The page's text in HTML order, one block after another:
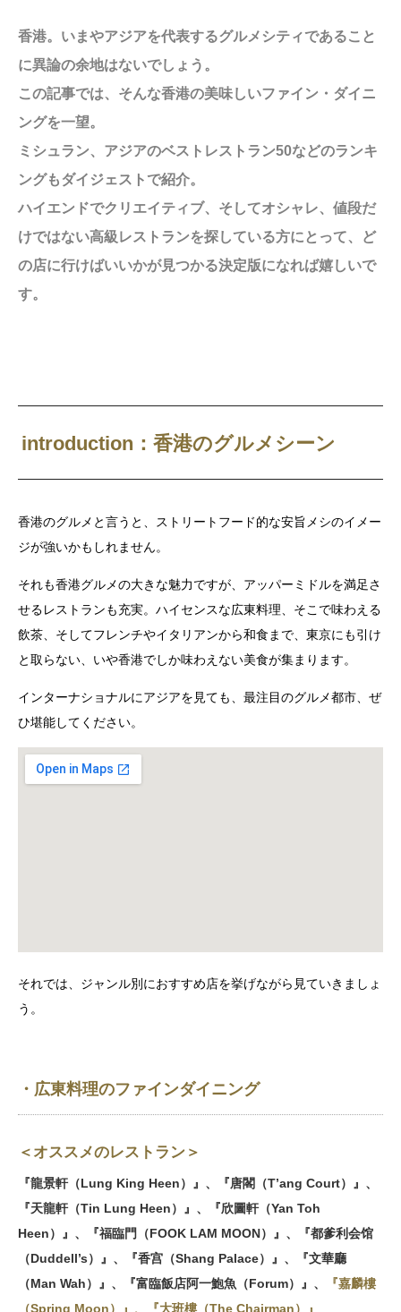
香港。いまやアジアを代表するグルメシティであること
に異論の余地はないでしょう。
この記事では、そんな香港の美味しいファイン・ダイニ
ングを一望。
ミシュラン、アジアのベストレストラン50などのランキ
ングもダイジェストで紹介。
ハイエンドでクリエイティブ、そしてオシャレ、値段だ
けではない高級レストランを探している方にとって、ど
の店に行けばいいかが見つかる決定版になれば嬉しいで
す。
introduction：香港のグルメシーン
香港のグルメと言うと、ストリートフード的な安旨メシのイメー
ジが強いかもしれません。
それも香港グルメの大きな魅力ですが、アッパーミドルを満足さ
せるレストランも充実。ハイセンスな広東料理、そこで味わえる
飲茶、そしてフレンチやイタリアンから和食まで、東京にも引け
と取らない、いや香港でしか味わえない美食が集まります。
インターナショナルにアジアを見ても、最注目のグルメ都市、ぜ
ひ堪能してください。
それでは、ジャンル別におすすめ店を挙げながら見ていきましょ
う。
・広東料理のファインダイニング
＜オススメのレストラン＞
『龍景軒（Lung King Heen）』、
『唐閣（T’ang Court）』、
『天龍軒（Tin Lung Heen）』、
『欣圖軒（Yan Toh
Heen）』、
『福臨門（FOOK LAM MOON）』、
『都爹利会馆
（Duddell’s）』、
『香宫（Shang Palace）』、
『文華廳
（Man Wah）』 、 『富臨飯店阿一鮑魚（Forum）』、
『嘉麟樓
（Spring Moon）』 、 『大班樓（The Chairman）』